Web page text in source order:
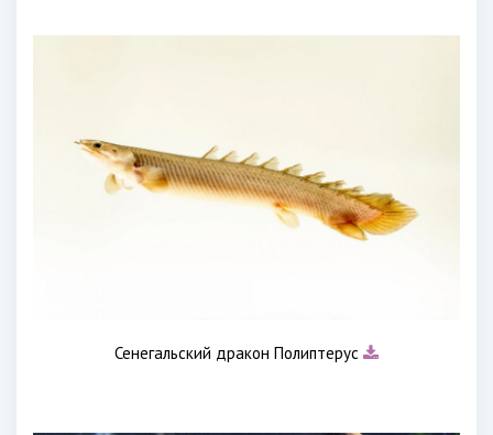
Сенегальский дракон Полиптерус